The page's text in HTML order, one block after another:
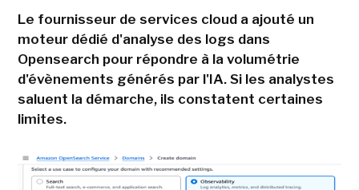
Le fournisseur de services cloud a ajouté un
moteur dédié d'analyse des logs dans
Opensearch pour répondre à la volumétrie
d'évènements générés par l'IA. Si les analystes
saluent la démarche, ils constatent certaines
limites.